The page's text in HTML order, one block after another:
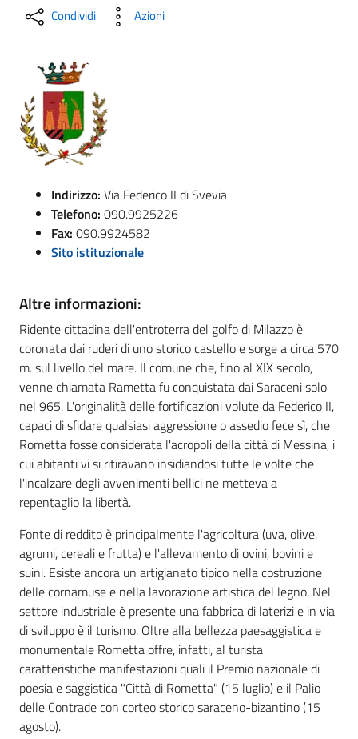
Condividi Azioni
Indirizzo: Via Federico II di Svevia
Telefono: 090.9925226
Fax: 090.9924582
Sito istituzionale
Altre informazioni:
Ridente cittadina dell'entroterra del golfo di Milazzo è
coronata dai ruderi di uno storico castello e sorge a circa 570
m. sul livello del mare. Il comune che, fino al XIX secolo,
venne chiamata Rametta fu conquistata dai Saraceni solo
nel 965. L'originalità delle fortificazioni volute da Federico II,
capaci di sfidare qualsiasi aggressione o assedio fece sì, che
Rometta fosse considerata l'acropoli della città di Messina, i
cui abitanti vi si ritiravano insidiandosi tutte le volte che
l'incalzare degli avvenimenti bellici ne metteva a
repentaglio la libertà.
Fonte di reddito è principalmente l'agricoltura (uva, olive,
agrumi, cereali e frutta) e l'allevamento di ovini, bovini e
suini. Esiste ancora un artigianato tipico nella costruzione
delle cornamuse e nella lavorazione artistica del legno. Nel
settore industriale è presente una fabbrica di laterizi e in via
di sviluppo è il turismo. Oltre alla bellezza paesaggistica e
monumentale Rometta offre, infatti, al turista
caratteristiche manifestazioni quali il Premio nazionale di
poesia e saggistica "Città di Rometta" (15 luglio) e il Palio
delle Contrade con corteo storico saraceno-bizantino (15
agosto).